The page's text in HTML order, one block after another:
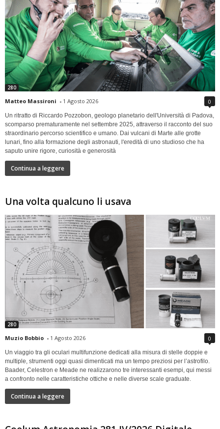
280
Matteo Massironi - 1 Agosto 2026 0
Un ritratto di Riccardo Pozzobon, geologo planetario dell'Università di Padova,
scomparso prematuramente nel settembre 2025, attraverso il racconto del suo
straordinario percorso scientifico e umano. Dai vulcani di Marte alle grotte
lunari, fino alla formazione degli astronauti, l'eredità di uno studioso che ha
saputo unire rigore, curiosità e generosità
Continua a leggere
Una volta qualcuno li usava
280
Muzio Bobbio - 1 Agosto 2026 0
Un viaggio tra gli oculari multifunzione dedicati alla misura di stelle doppie e
multiple, strumenti oggi quasi dimenticati ma un tempo preziosi per l’astrofilo.
Baader, Celestron e Meade ne realizzarono tre interessanti esempi, qui messi
a confronto nelle caratteristiche ottiche e nelle diverse scale graduate.
Continua a leggere